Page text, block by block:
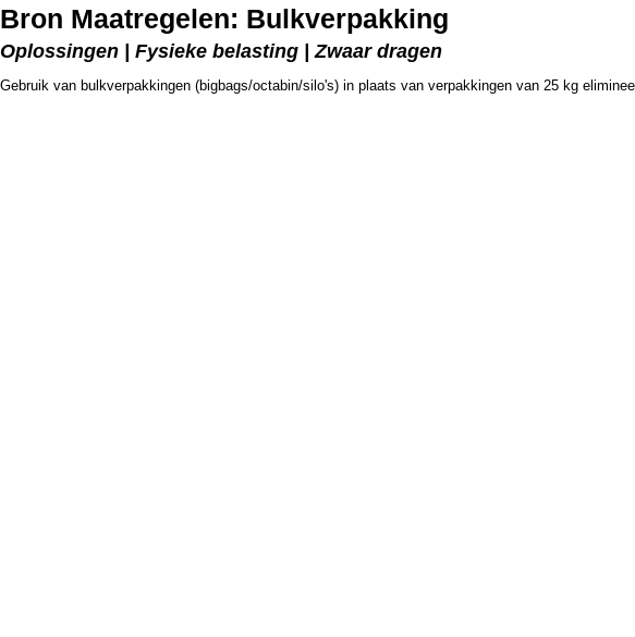
Bron Maatregelen: Bulkverpakking
Oplossingen | Fysieke belasting | Zwaar dragen
Gebruik van bulkverpakkingen (bigbags/octabin/silo's) in plaats van verpakkingen van 25 kg